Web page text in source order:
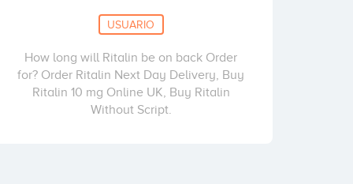
USUARIO
How long will Ritalin be on back Order
for? Order Ritalin Next Day Delivery, Buy
Ritalin 10 mg Online UK, Buy Ritalin
Without Script.